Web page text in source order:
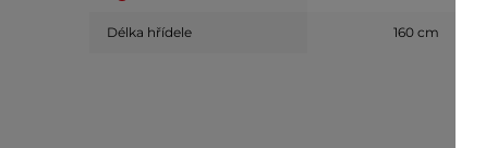
Délka hřídele 160 cm